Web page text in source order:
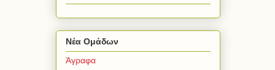
Νέα Ομάδων
Άγραφα